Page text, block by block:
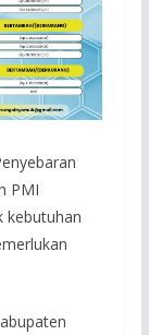
PMI
kebutuhan